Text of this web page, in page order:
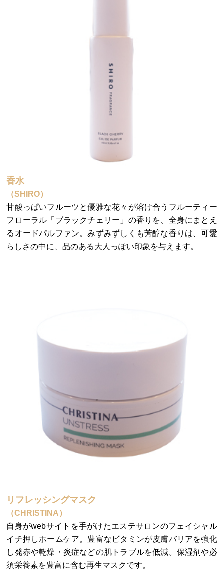
香水
（SHIRO）
甘酸っぱいフルーツと優雅な花々が溶け合うフルーティー
フローラル「ブラックチェリー」の香りを、全身にまとえ
るオードパルファン。みずみずしくも芳醇な香りは、可愛
らしさの中に、品のある大人っぽい印象を与えます。
リフレッシングマスク
（CHRISTINA）
自身がwebサイトを手がけたエステサロンのフェイシャル
イチ押しホームケア。豊富なビタミンが皮膚バリアを強化
し発赤や乾燥・炎症などの肌トラブルを低減。保湿剤や必
須栄養素を豊富に含む再生マスクです。